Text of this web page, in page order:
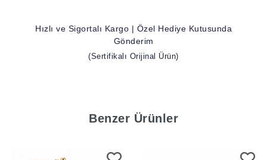
Hızlı ve Sigortalı Kargo | Özel Hediye Kutusunda
Gönderim
(Sertifikalı Orijinal Ürün)
Benzer Ürünler